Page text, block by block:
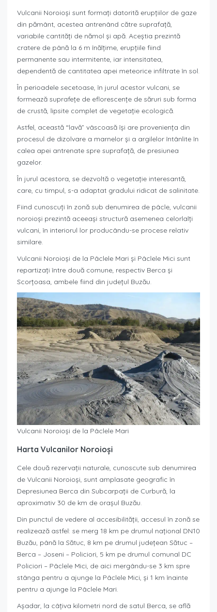
Vulcanii Noroioşi sunt formaţi datorită erupţiilor de gaze
din pământ, acestea antrenând către suprafaţă,
variabile cantităţi de nămol şi apă. Aceştia prezintă
cratere de până la 6 m înălţime, erupţiile fiind
permanente sau intermitente, iar intensitatea,
dependentă de cantitatea apei meteorice infiltrate în sol.
În perioadele secetoase, în jurul acestor vulcani, se
formează suprafeţe de eflorescenţe de săruri sub forma
de crustă, lipsite complet de vegetaţie ecologică.
Astfel, această “lavă” vâscoasă îşi are provenienţa din
procesul de dizolvare a marnelor şi a argilelor întânlite în
calea apei antrenate spre suprafaţă, de presiunea
gazelor.
În jurul acestora, se dezvoltă o vegetaţie interesantă,
care, cu timpul, s-a adaptat gradului ridicat de salinitate.
Fiind cunoscuţi în zonă sub denumirea de pâcle, vulcanii
noroioşi prezintă aceeaşi structură asemenea celorlalţi
vulcani, în interiorul lor producându-se procese relativ
similare.
Vulcanii Noroioşi de la Pâclele Mari şi Pâclele Mici sunt
repartizaţi între două comune, respectiv Berca şi
Scorţoasa, ambele fiind din judeţul Buzău.
Vulcanii Noroioşi de la Pâclele Mari
Harta Vulcanilor Noroioși
Cele două rezervaţii naturale, cunoscute sub denumirea
de Vulcanii Noroioşi, sunt amplasate geografic în
Depresiunea Berca din Subcarpaţii de Curbură, la
aproximativ 30 de km de oraşul Buzău.
Din punctul de vedere al accesibilităţii, accesul în zonă se
realizează astfel: se merg 18 km pe drumul naţional DN10
Buzău, până la Sătuc, 8 km pe drumul judeţean Sătuc –
Berca – Joseni – Policiori, 5 km pe drumul comunal DC
Policiori – Pâclele Mici, de aici mergându-se 3 km spre
stânga pentru a ajunge la Pâclele Mici, şi 1 km înainte
pentru a ajunge la Pâclele Mari.
Aşadar, la câţiva kilometri nord de satul Berca, se află